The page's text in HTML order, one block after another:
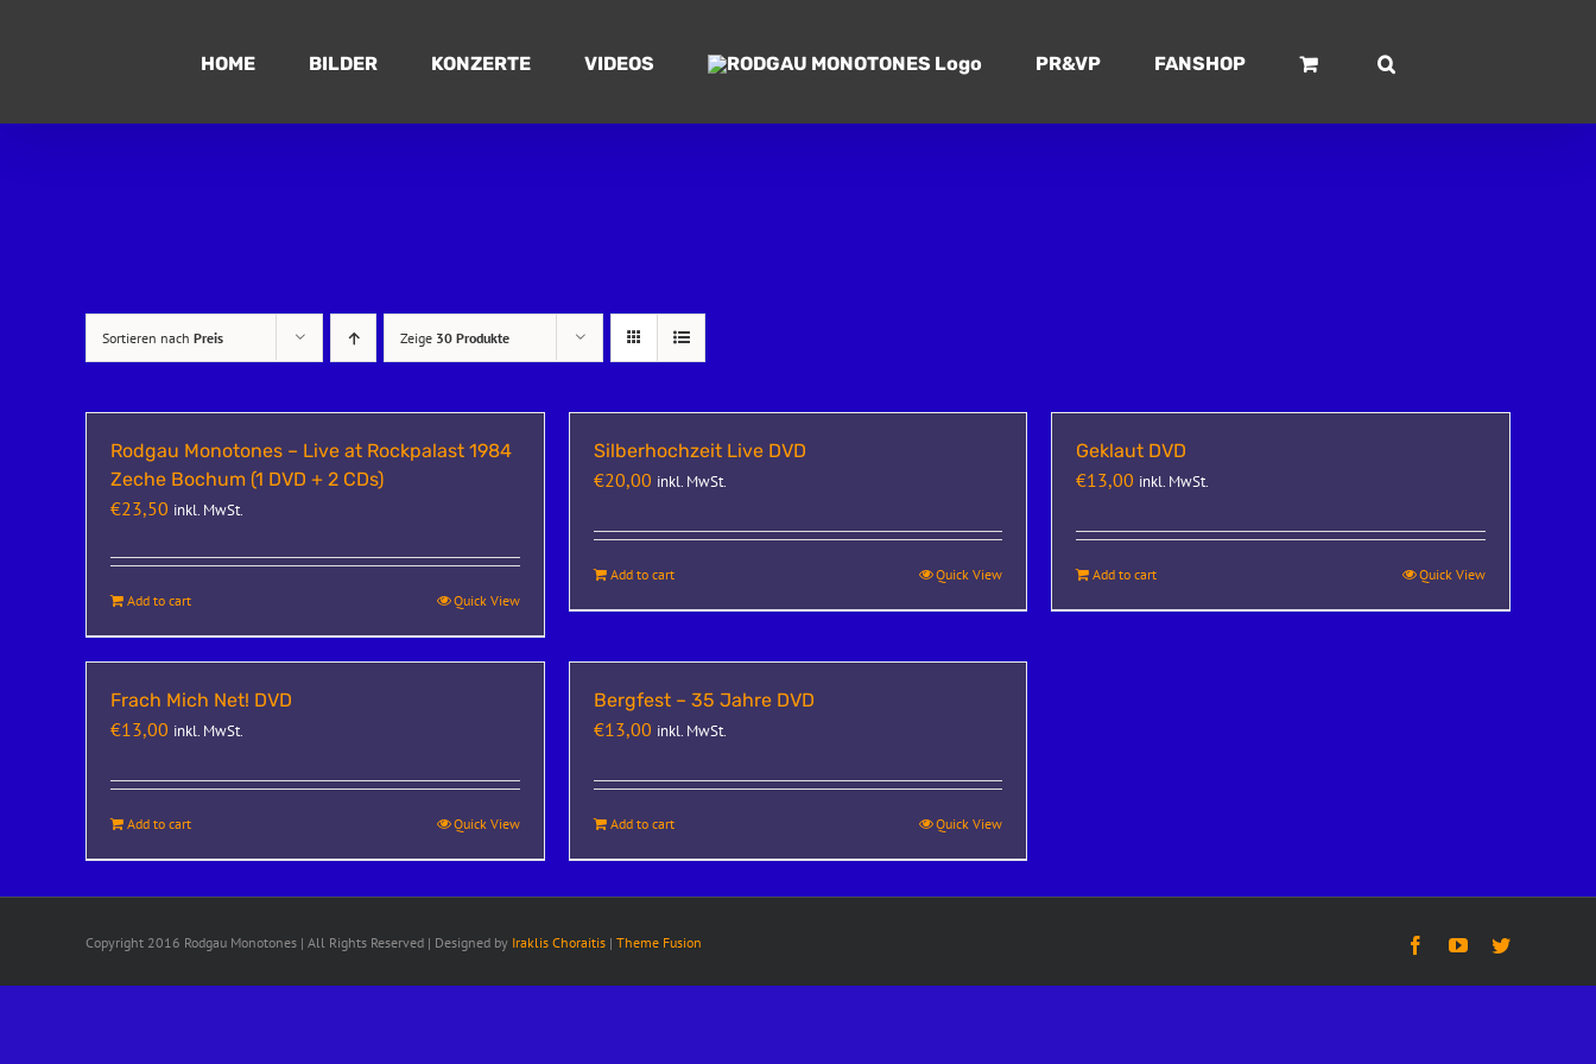
HOME BILDER KONZERTE VIDEOS PR&VP FANSHOP
Sortieren nach Preis Zeige 30 Produkte
Rodgau Monotones – Live at Rockpalast 1984
Zeche Bochum (1 DVD + 2 CDs)
€23,50 inkl. MwSt.
Add to cart Quick View
Silberhochzeit Live DVD
€20,00 inkl. MwSt.
Add to cart Quick View
Geklaut DVD
€13,00 inkl. MwSt.
Add to cart Quick View
Frach Mich Net! DVD
€13,00 inkl. MwSt.
Add to cart Quick View
Bergfest – 35 Jahre DVD
€13,00 inkl. MwSt.
Add to cart Quick View
Copyright 2016 Rodgau Monotones | All Rights Reserved | Designed by Iraklis Choraitis | Theme Fusion FacebookYouTubeTwitter